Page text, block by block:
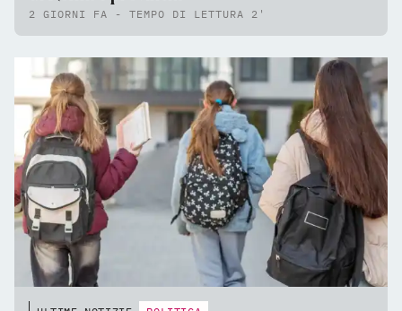
2 GIORNI FA - TEMPO DI LETTURA 2'